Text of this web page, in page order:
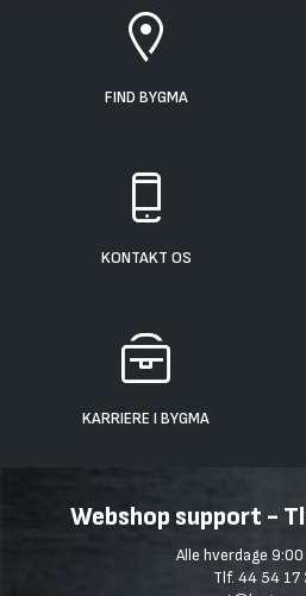
FIND BYGMA
KONTAKT OS
KARRIERE I BYGMA
Webshop support -
Alle hverdage
Tlf. 44 54 17